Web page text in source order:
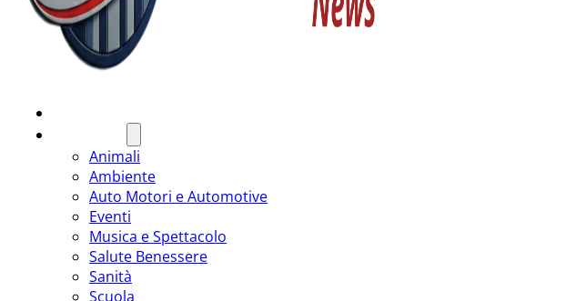
Animali
Ambiente
Auto Motori e Automotive
Eventi
Musica e Spettacolo
Salute Benessere
Sanità
Scuola